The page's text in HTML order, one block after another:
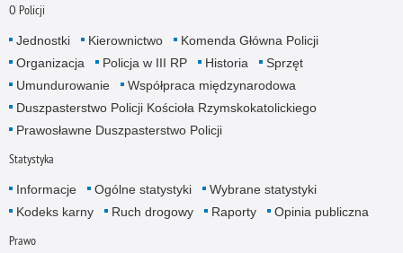
O Policji
Jednostki Kierownictwo
Komenda Główna Policji
Organizacja
Policja w III RP Historia
Sprzęt
Umundurowanie
Współpraca międzynarodowa
Duszpasterstwo Policji Kościoła Rzymskokatolickiego
Prawosławne Duszpasterstwo Policji
Statystyka
Informacje Ogólne statystyki
Wybrane statystyki
Kodeks karny
Ruch drogowy Raporty Opinia publiczna
Prawo